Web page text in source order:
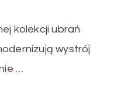
kolekcji ubrań
wystrój
…